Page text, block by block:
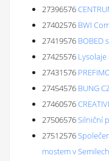
27396576
27402576 BWI
27419576 BOBED
27425576 Lysolaje
27431576
27454576 BUNG
27460576
27506576Silniční
27512576
mostem v Semilech